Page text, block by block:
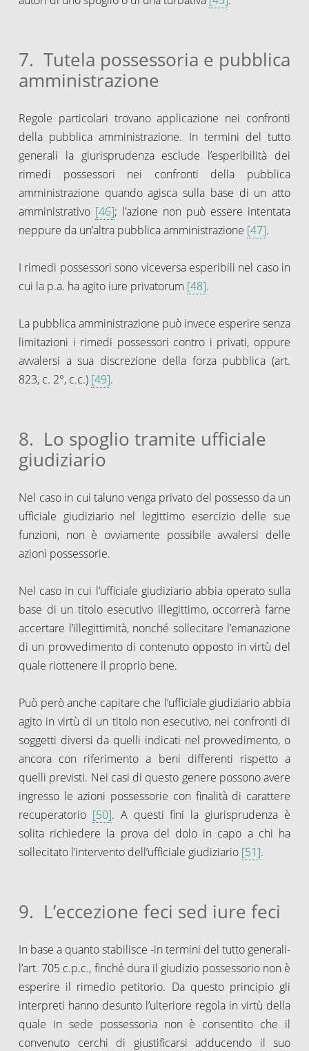
7. Tutela possessoria e pubblica
amministrazione
Regole particolari trovano applicazione nei confronti
della pubblica amministrazione. In termini del tutto
generali la giurisprudenza esclude l’esperibilità dei
rimedi possessori nei confronti della pubblica
amministrazione quando agisca sulla base di un atto
amministrativo [46]; l’azione non può essere intentata
neppure da un’altra pubblica amministrazione [47].
I rimedi possessori sono viceversa esperibili nel caso in
cui la p.a. ha agito iure privatorum [48].
La pubblica amministrazione può invece esperire senza
limitazioni i rimedi possessori contro i privati, oppure
avvalersi a sua discrezione della forza pubblica (art.
823, c. 2°, c.c.) [49].
8. Lo spoglio tramite ufficiale
giudiziario
Nel caso in cui taluno venga privato del possesso da un
ufficiale giudiziario nel legittimo esercizio delle sue
funzioni, non è ovviamente possibile avvalersi delle
azioni possessorie.
Nel caso in cui l’ufficiale giudiziario abbia operato sulla
base di un titolo esecutivo illegittimo, occorrerà farne
accertare l’illegittimità, nonché sollecitare l’emanazione
di un provvedimento di contenuto opposto in virtù del
quale riottenere il proprio bene.
Può però anche capitare che l’ufficiale giudiziario abbia
agito in virtù di un titolo non esecutivo, nei confronti di
soggetti diversi da quelli indicati nel provvedimento, o
ancora con riferimento a beni differenti rispetto a
quelli previsti. Nei casi di questo genere possono avere
ingresso le azioni possessorie con finalità di carattere
recuperatorio [50]. A questi fini la giurisprudenza è
solita richiedere la prova del dolo in capo a chi ha
sollecitato l’intervento dell’ufficiale giudiziario [51].
9. L’eccezione feci sed iure feci
In base a quanto stabilisce -in termini del tutto generali-
l’art. 705 c.p.c., finché dura il giudizio possessorio non è
esperire il rimedio petitorio. Da questo principio gli
interpreti hanno desunto l’ulteriore regola in virtù della
quale in sede possessoria non è consentito che il
convenuto cerchi di giustificarsi adducendo il suo